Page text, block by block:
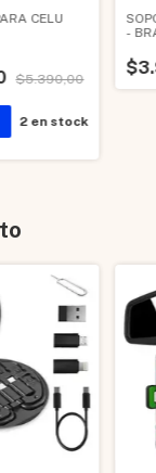
CELU
$5.390,00
2en stock
-